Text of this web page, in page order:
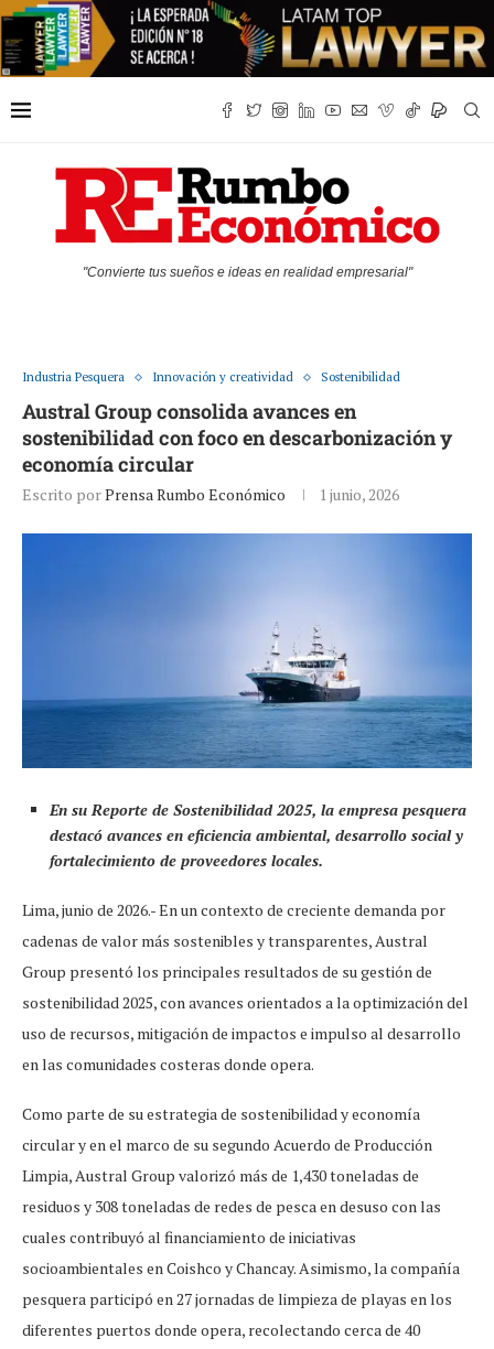
"Convierte tus sueños e ideas en realidad empresarial"
Industria Pesquera Innovación y creatividad Sostenibilidad
Austral Group consolida avances en
sostenibilidad con foco en descarbonización y
economía circular
Escrito porPrensa Rumbo Económico 1 junio, 2026
En su Reporte de Sostenibilidad 2025, la empresa pesquera
destacó avances en eficiencia ambiental, desarrollo social y
fortalecimiento de proveedores locales.
Lima, junio de 2026.- En un contexto de creciente demanda por
cadenas de valor más sostenibles y transparentes, Austral
Group presentó los principales resultados de su gestión de
sostenibilidad 2025, con avances orientados a la optimización del
uso de recursos, mitigación de impactos e impulso al desarrollo
en las comunidades costeras donde opera.
Como parte de su estrategia de sostenibilidad y economía
circular y en el marco de su segundo Acuerdo de Producción
Limpia, Austral Group valorizó más de 1,430 toneladas de
residuos y 308 toneladas de redes de pesca en desuso con las
cuales contribuyó al financiamiento de iniciativas
socioambientales en Coishco y Chancay. Asimismo, la compañía
pesquera participó en 27 jornadas de limpieza de playas en los
diferentes puertos donde opera, recolectando cerca de 40